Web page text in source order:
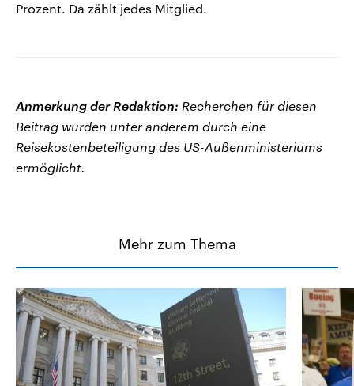
Prozent. Da zählt jedes Mitglied.
Anmerkung der Redaktion: Recherchen für diesen
Beitrag wurden unter anderem durch eine
Reisekostenbeteiligung des US-Außenministeriums
ermöglicht.
Mehr zum Thema